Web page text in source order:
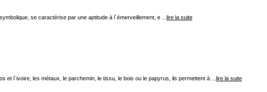
se caractérise par une aptitude à l´émerveillement, e ... lire la suite
l´ivoire, les métaux, le parchemin, le tissu, le bois ou le papyrus, ils permettent à ... lire la suite